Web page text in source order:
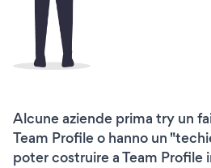
Alcune aziende prima try un
Team Profile o hanno un
poter costruire a Team Profile